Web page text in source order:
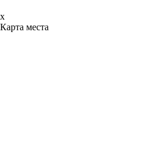
x
Карта места